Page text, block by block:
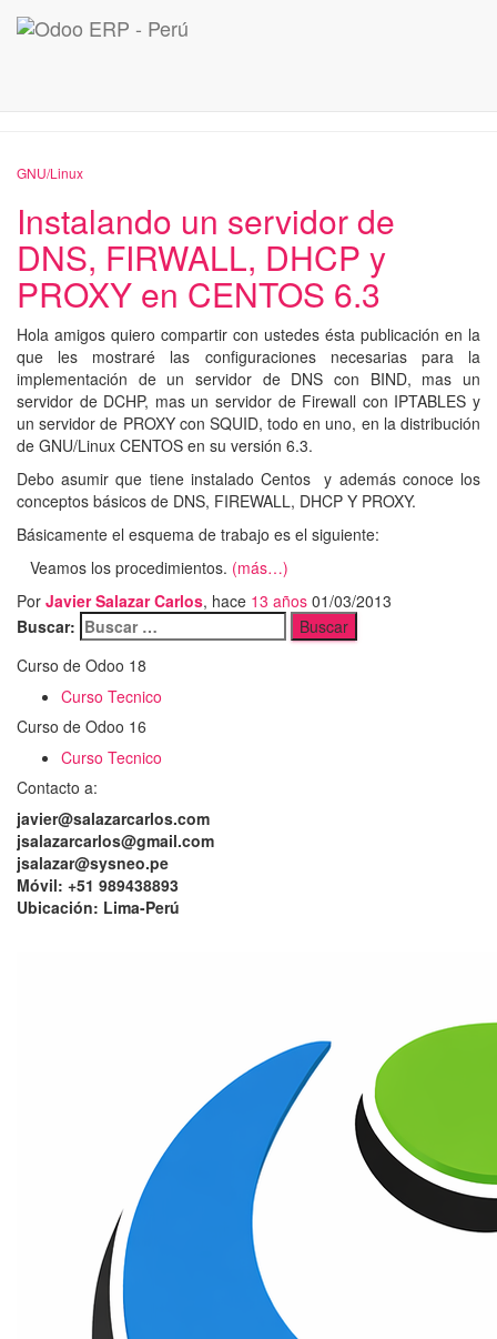
GNU/Linux
Instalando un servidor de
DNS, FIRWALL, DHCP y
PROXY en CENTOS 6.3
Hola amigos quiero compartir con ustedes ésta publicación en la
que les mostraré las configuraciones necesarias para la
implementación de un servidor de DNS con BIND, mas un
servidor de DCHP, mas un servidor de Firewall con IPTABLES y
un servidor de PROXY con SQUID, todo en uno, en la distribución
de GNU/Linux CENTOS en su versión 6.3.
Debo asumir que tiene instalado Centos y además conoce los
conceptos básicos de DNS, FIREWALL, DHCP Y PROXY.
Básicamente el esquema de trabajo es el siguiente:
Veamos los procedimientos. (más…)
Por Javier Salazar Carlos, hace 13 años 01/03/2013
Buscar:
Curso de Odoo 18
Curso Tecnico
Curso de Odoo 16
Curso Tecnico
Contacto a:
javier@salazarcarlos.com
jsalazarcarlos@gmail.com
jsalazar@sysneo.pe
Móvil: +51 ​989438893
Ubicación: Lima-Perú